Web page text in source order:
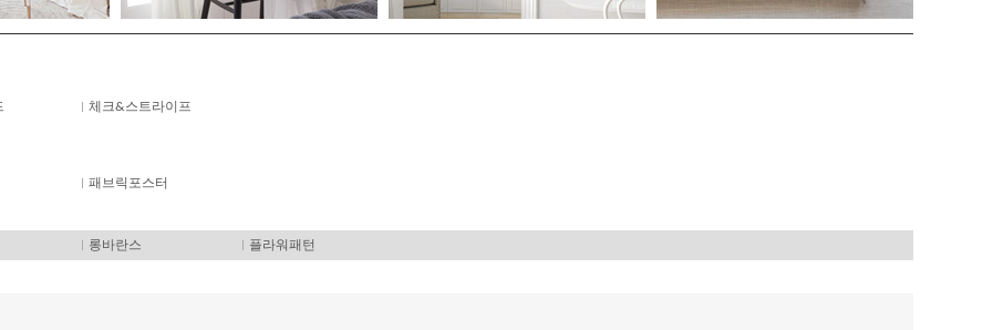
체크&스트라이프
패브릭포스터
롱바란스 플라워패턴